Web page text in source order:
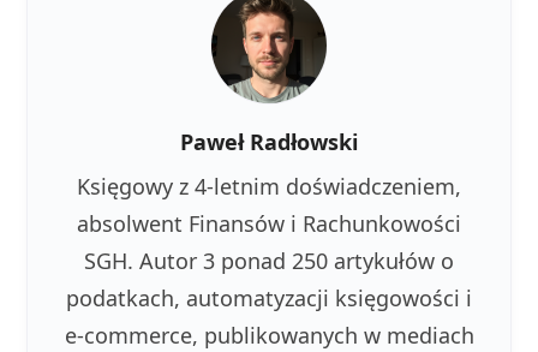
Paweł Radłowski
Księgowy z 4-letnim doświadczeniem,
absolwent Finansów i Rachunkowości
SGH. Autor 3 ponad 250 artykułów o
podatkach, automatyzacji księgowości i
e-commerce, publikowanych w mediach